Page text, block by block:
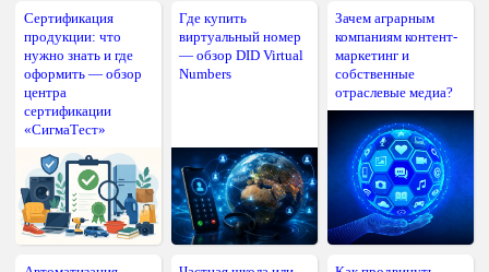
Сертификация
продукции: что
нужно знать и где
оформить — обзор
центра
сертификации
«СигмаТест»
Где купить
виртуальный номер
— обзор DID Virtual
Numbers
Зачем аграрным
компаниям контент-
маркетинг и
собственные
отраслевые медиа?